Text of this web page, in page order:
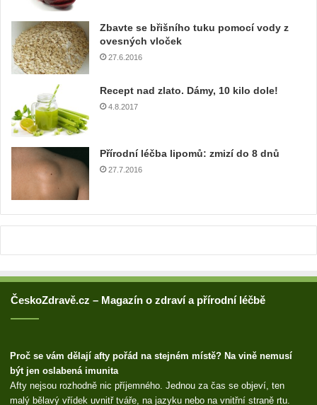
l
o
v
o
d
r
Zbavte se břišního tuku pomocí vody z
ovesných vloček
27.6.2016
Recept nad zlato. Dámy, 10 kilo dole!
4.8.2017
Přírodní léčba lipomů: zmizí do 8 dnů
27.7.2016
ČeskoZdravě.cz – Magazín o zdraví a přírodní léčbě
Proč se vám dělají afty pořád na stejném místě? Na vině nemusí
být jen oslabená imunita
Afty nejsou rozhodně nic příjemného. Jednou za čas se objeví, ten
malý bělavý vřídek uvnitř tváře, na jazyku nebo na vnitřní straně rtu.